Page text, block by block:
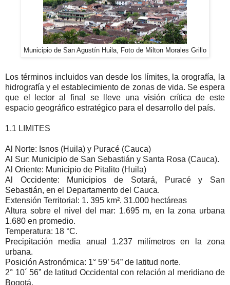
Municipio de San Agustín Huila, Foto de Milton Morales Grillo
Los términos incluidos van desde los límites, la orografía, la
hidrografía y el establecimiento de zonas de vida. Se espera
que el lector al final se lleve una visión crítica de este
espacio geográfico estratégico para el desarrollo del país.
1.1 LIMITES
Al Norte: Isnos (Huila) y Puracé (Cauca)
Al Sur: Municipio de San Sebastián y Santa Rosa (Cauca).
Al Oriente: Municipio de Pitalito (Huila)
Al Occidente: Municipios de Sotará, Puracé y San
Sebastián, en el Departamento del Cauca.
Extensión Territorial: 1. 395 km². 31.000 hectáreas
Altura sobre el nivel del mar: 1.695 m, en la zona urbana
1.680 en promedio.
Temperatura: 18 °C.
Precipitación media anual 1.237 milímetros en la zona
urbana.
Posición Astronómica: 1° 59’ 54” de latitud norte.
2° 10´ 56” de latitud Occidental con relación al meridiano de
Bogotá.